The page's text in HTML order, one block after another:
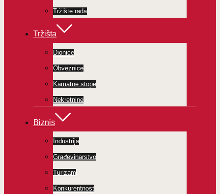
Tržište rada
Tržišta
Dionice
Obveznice
Kamatne stope
Nekretnine
Biznis
Industrija
Građevinarstvo
Turizam
Konkurentnost